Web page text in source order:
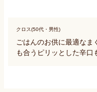
クロス(50代・男性)
ごはんのお供に最適なま
も合うピリッとした辛口